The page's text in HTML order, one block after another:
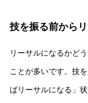
技を振る前から
リーサルになるかど
ことが多いです。技
ばリーサルになる」